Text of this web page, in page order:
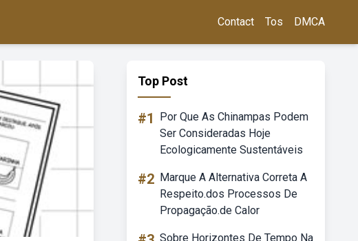
Contact Tos DMCA
Top Post
#1
Por Que As Chinampas Podem
Ser Consideradas Hoje
Ecologicamente Sustentáveis
#2 Marque A Alternativa Correta A
Respeito.dos Processos De
Propagação.de Calor
Sobre Horizontes De Tempo Na